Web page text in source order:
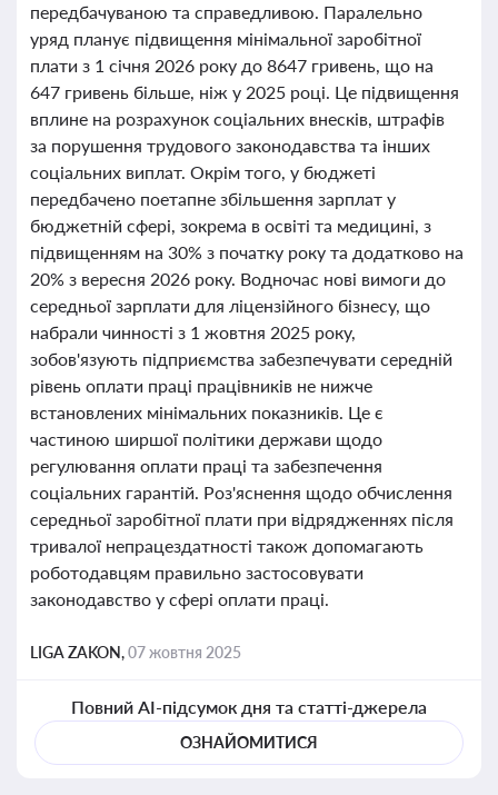
передбачуваною та справедливою. Паралельно
уряд планує підвищення мінімальної заробітної
плати з 1 січня 2026 року до 8647 гривень, що на
647 гривень більше, ніж у 2025 році. Це підвищення
вплине на розрахунок соціальних внесків, штрафів
за порушення трудового законодавства та інших
соціальних виплат. Окрім того, у бюджеті
передбачено поетапне збільшення зарплат у
бюджетній сфері, зокрема в освіті та медицині, з
підвищенням на 30% з початку року та додатково на
20% з вересня 2026 року. Водночас нові вимоги до
середньої зарплати для ліцензійного бізнесу, що
набрали чинності з 1 жовтня 2025 року,
зобов'язують підприємства забезпечувати середній
рівень оплати праці працівників не нижче
встановлених мінімальних показників. Це є
частиною ширшої політики держави щодо
регулювання оплати праці та забезпечення
соціальних гарантій. Роз'яснення щодо обчислення
середньої заробітної плати при відрядженнях після
тривалої непрацездатності також допомагають
роботодавцям правильно застосовувати
законодавство у сфері оплати праці.
LIGA ZAKON,07 жовтня 2025
Повний AI-підсумок дня та статті-джерела
ОЗНАЙОМИТИСЯ